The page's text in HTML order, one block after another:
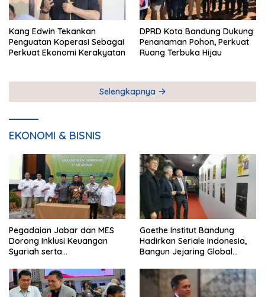
Kang Edwin Tekankan
Penguatan Koperasi Sebagai
Perkuat Ekonomi Kerakyatan
DPRD Kota Bandung Dukung
Penanaman Pohon, Perkuat
Ruang Terbuka Hijau
Selengkapnya
EKONOMI & BISNIS
Pegadaian Jabar dan MES
Dorong Inklusi Keuangan
Syariah serta
Goethe Institut Bandung
Hadirkan Seriale Indonesia,
Bangun Jejaring Global